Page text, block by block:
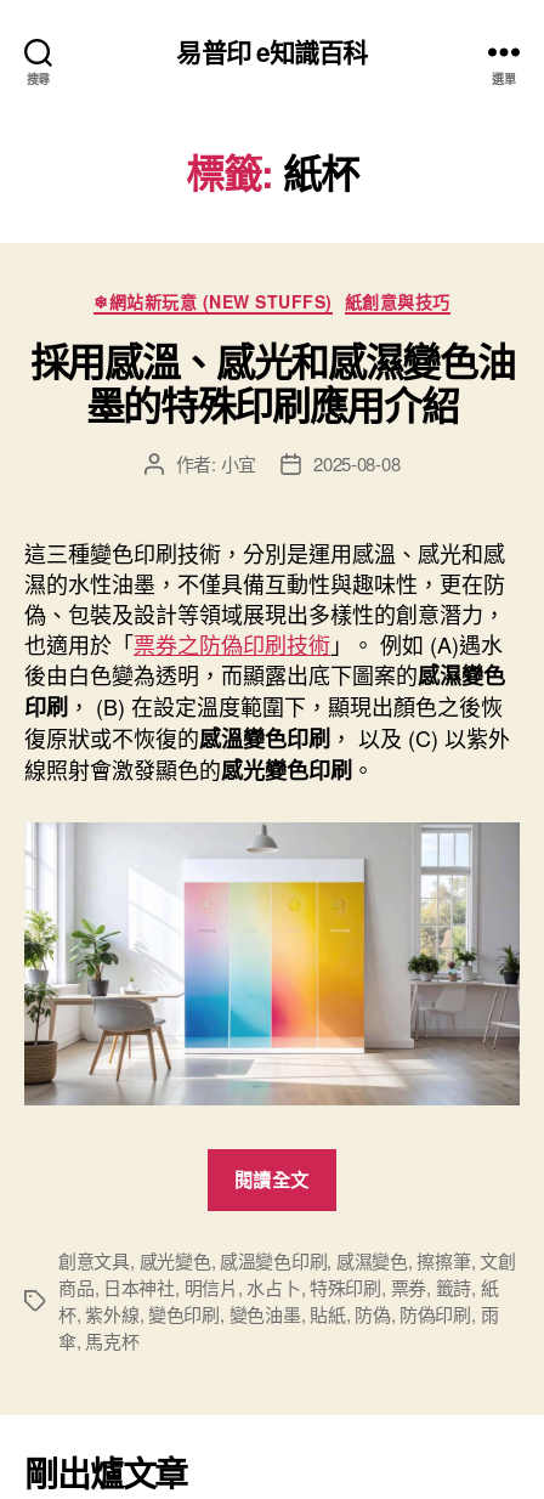
搜尋
易普印 e知識百科
選單
標籤: 紙杯
分
類
❄網站新玩意 (NEW STUFFS) 紙創意與技巧
採用感溫、感光和感濕變色油
墨的特殊印刷應用介紹
文
者
作者: 小宜
文
佈
日
期
2025-08-08
這三種變色印刷技術，分別是運用感溫、感光和感
濕的水性油墨，不僅具備互動性與趣味性，更在防
偽、包裝及設計等領域展現出多樣性的創意潛力，
也適用於「票券之防偽印刷技術」。 例如 (A)遇水
後由白色變為透明，而顯露出底下圖案的感濕變色
印刷 ， (B) 在設定溫度範圍下，顯現出顏色之後恢
復原狀或不恢復的感溫變色印刷 ， 以及 (C) 以紫外
線照射會激發顯色的感光變色印刷 。
閱讀全文
溫、
感
光
濕
標
創意文具, 感光變色, 感溫變色印刷, 感濕變色,擦擦筆,文創
商品, 日本神社, 明信片, 水占卜,特殊印刷, 票券, 籤詩, 紙
杯,紫外線,變色印刷, 變色油墨, 貼紙, 防偽, 防偽印刷, 雨
傘, 馬克杯
剛出爐文章